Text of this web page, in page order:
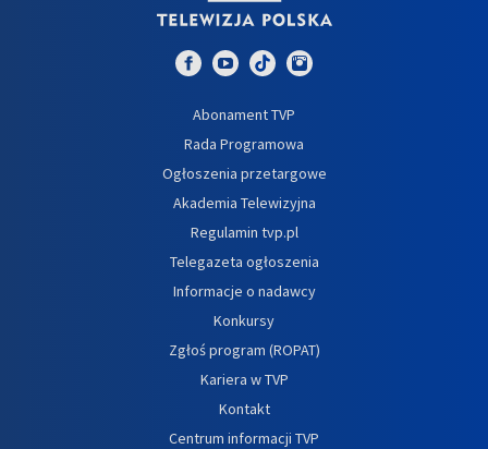
Abonament TVP
Rada Programowa
Ogłoszenia przetargowe
Akademia Telewizyjna
Regulamin tvp.pl
Telegazeta ogłoszenia
Informacje o nadawcy
Konkursy
Zgłoś program (ROPAT)
Kariera w TVP
Kontakt
Centrum informacji TVP